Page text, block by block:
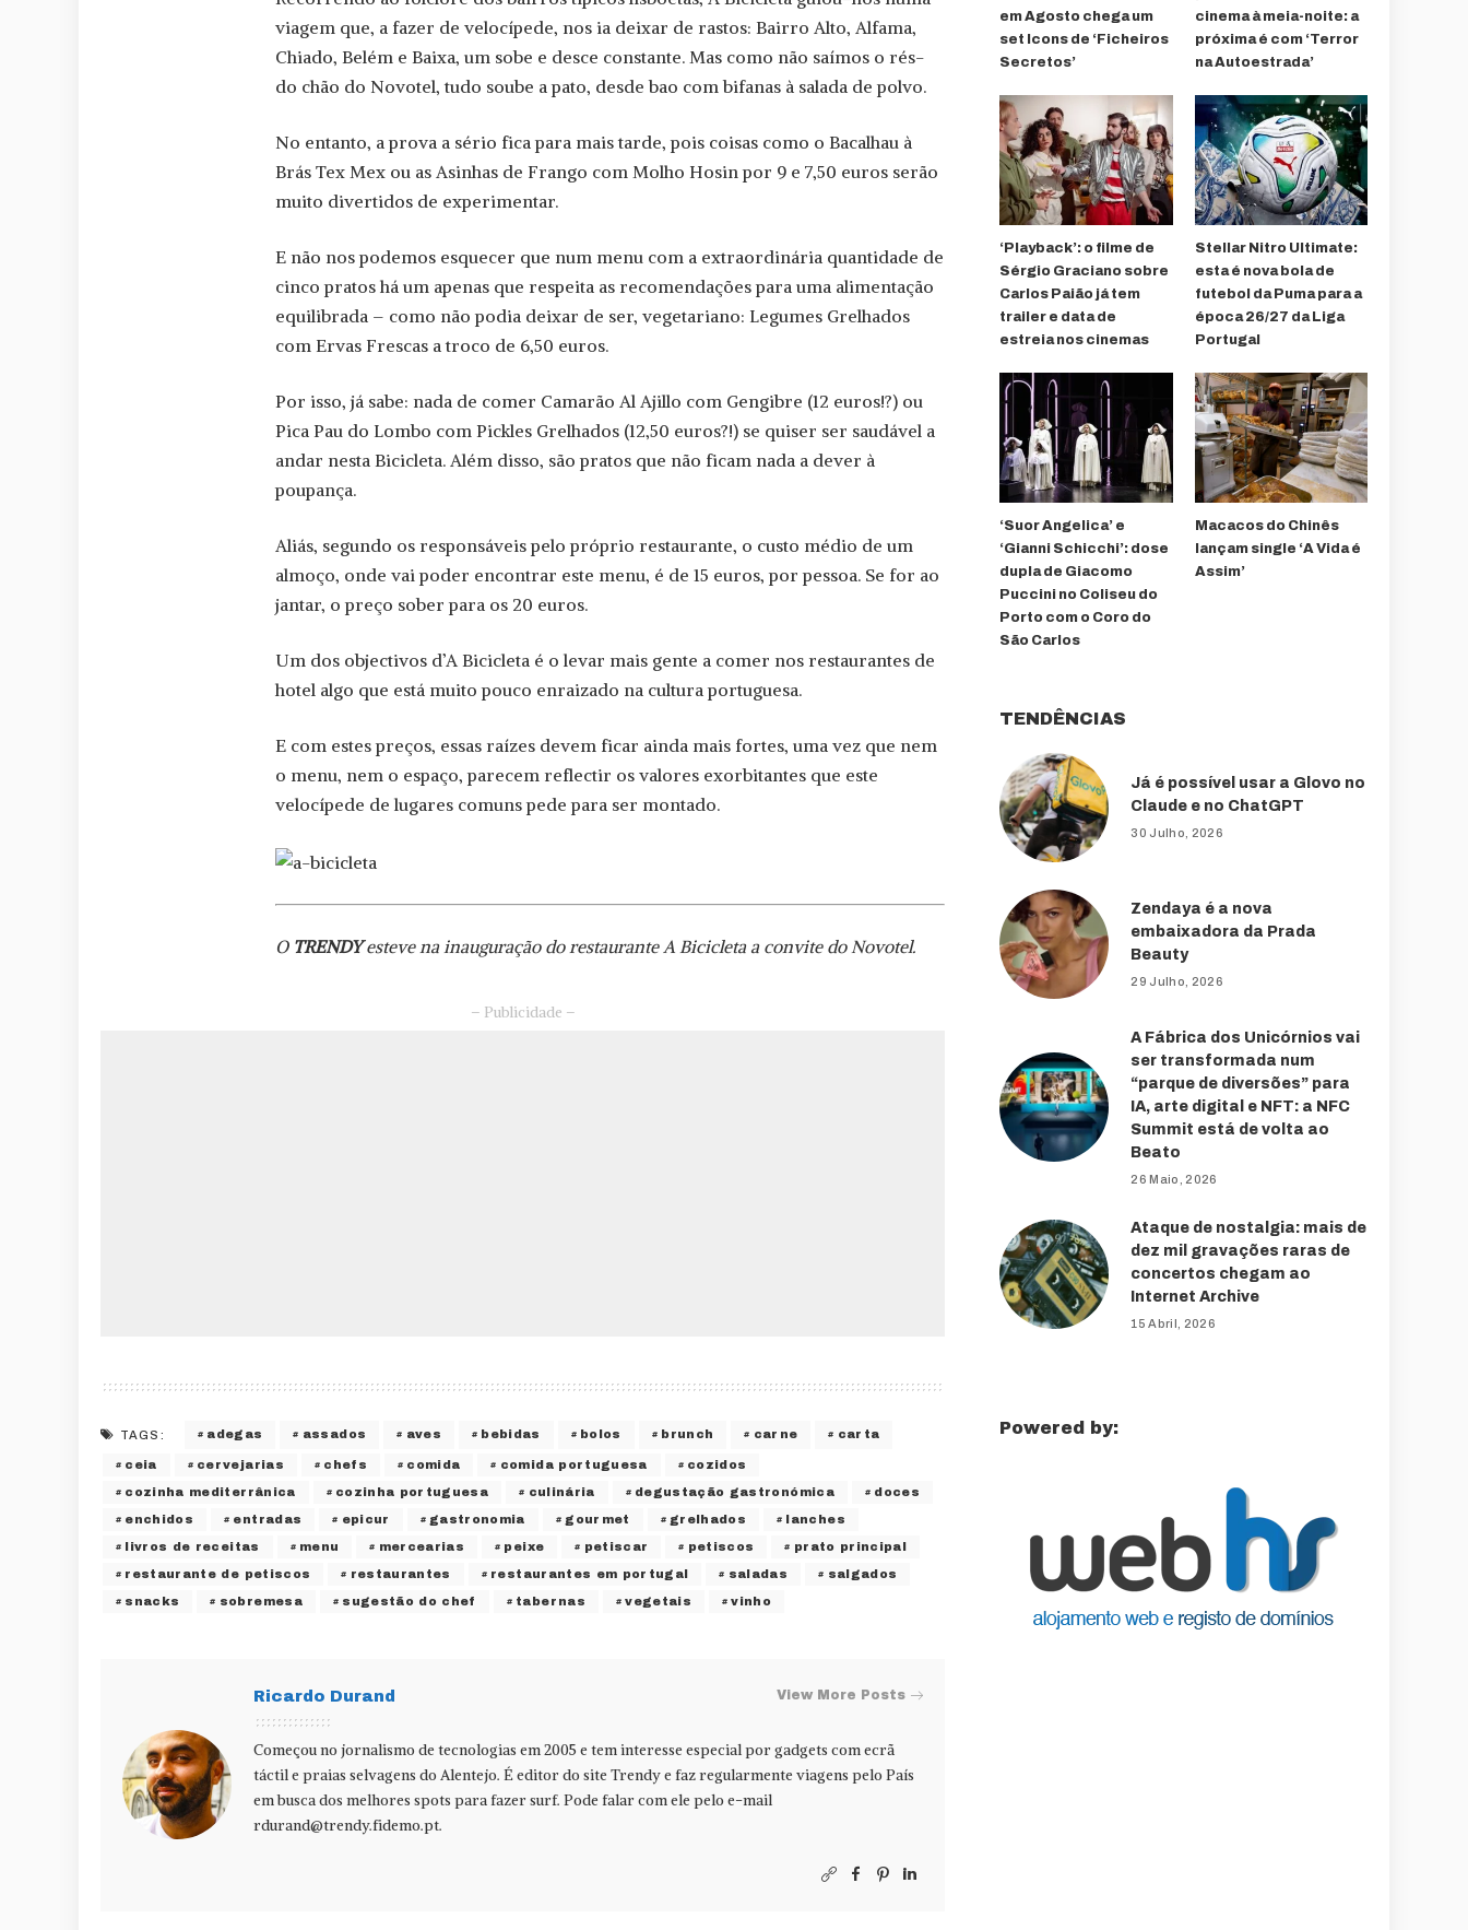
viagem que, a fazer de velocípede, nos ia deixar de rastos: Bairro Alto, Alfama,
Chiado, Belém e Baixa, um sobe e desce constante. Mas como não saímos o rés-
do chão do Novotel, tudo soube a pato, desde bao com bifanas à salada de polvo.
No entanto, a prova a sério fica para mais tarde, pois coisas como o Bacalhau à
Brás Tex Mex ou as Asinhas de Frango com Molho Hosin por 9 e 7,50 euros serão
muito divertidos de experimentar.
E não nos podemos esquecer que num menu com a extraordinária quantidade de
cinco pratos há um apenas que respeita as recomendações para uma alimentação
equilibrada – como não podia deixar de ser, vegetariano: Legumes Grelhados
com Ervas Frescas a troco de 6,50 euros.
Por isso, já sabe: nada de comer Camarão Al Ajillo com Gengibre (12 euros!?) ou
Pica Pau do Lombo com Pickles Grelhados (12,50 euros?!) se quiser ser saudável a
andar nesta Bicicleta. Além disso, são pratos que não ficam nada a dever à
poupança.
Aliás, segundo os responsáveis pelo próprio restaurante, o custo médio de um
almoço, onde vai poder encontrar este menu, é de 15 euros, por pessoa. Se for ao
jantar, o preço sober para os 20 euros.
Um dos objectivos d’A Bicicleta é o levar mais gente a comer nos restaurantes de
hotel algo que está muito pouco enraizado na cultura portuguesa.
E com estes preços, essas raízes devem ficar ainda mais fortes, uma vez que nem
o menu, nem o espaço, parecem reflectir os valores exorbitantes que este
velocípede de lugares comuns pede para ser montado.
O TRENDYesteve na inauguração do restaurante A Bicicleta a convite do Novotel.
– Publicidade –
TAGS: adegas assados aves bebidas bolos brunch carne carta
ceia cervejarias chefs comida comida portuguesa cozidos
cozinha mediterrânica cozinha portuguesa culinária degustação gastronómica doces
enchidos entradas epicur gastronomia gourmet grelhados lanches
livros de receitas menu mercearias peixe petiscar petiscos prato principal
restaurante de petiscos restaurantes restaurantes em portugal saladas salgados
snacks sobremesa sugestão do chef tabernas vegetais vinho
Ricardo Durand View More Posts
Começou no jornalismo de tecnologias em 2005 e tem interesse especial por gadgets com ecrã
táctil e praias selvagens do Alentejo. É editor do site Trendy e faz regularmente viagens pelo País
em busca dos melhores spots para fazer surf. Pode falar com ele pelo e-mail
rdurand@trendy.fidemo.pt.
em Agosto chega um
set Icons de ‘Ficheiros
Secretos’
cinema à meia-noite: a
próxima é com ‘Terror
na Autoestrada’
‘Playback’: o filme de
Sérgio Graciano sobre
Carlos Paião já tem
trailer e data de
estreia nos cinemas
Stellar Nitro Ultimate:
esta é nova bola de
futebol da Puma para a
época 26/27 da Liga
Portugal
‘Suor Angelica’ e
‘Gianni Schicchi’: dose
dupla de Giacomo
Puccini no Coliseu do
Porto com o Coro do
São Carlos
Macacos do Chinês
lançam single ‘A Vida é
Assim’
TENDÊNCIAS
Já é possível usar a Glovo no
Claude e no ChatGPT
30 Julho, 2026
Zendaya é a nova
embaixadora da Prada
Beauty
29 Julho, 2026
A Fábrica dos Unicórnios vai
ser transformada num
“parque de diversões” para
IA, arte digital e NFT: a NFC
Summit está de volta ao
Beato
26 Maio, 2026
Ataque de nostalgia: mais de
dez mil gravações raras de
concertos chegam ao
Internet Archive
15 Abril, 2026
Powered by: